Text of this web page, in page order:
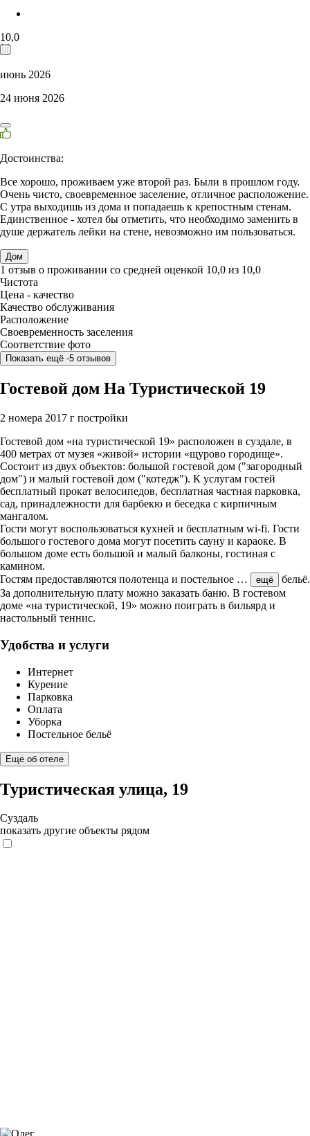
10,0
июнь 2026
24 июня 2026
Достоинства:
Все хорошо, проживаем уже второй раз. Были в прошлом году.
Очень чисто, своевременное заселение, отличное расположение.
С утра выходишь из дома и попадаешь к крепостным стенам.
Единственное - хотел бы отметить, что необходимо заменить в
душе держатель лейки на стене, невозможно им пользоваться.
Дом
1 отзыв о проживании со средней оценкой 10,0 из 10,0
Чистота
Цена - качество
Качество обслуживания
Расположение
Своевременность заселения
Соответствие фото
Показать ещё -5 отзывов
Гостевой дом На Туристической 19
2 номера 2017 г постройки
Гостевой дом «на туристической 19» расположен в суздале, в
400 метрах от музея «живой» истории «щурово городище».
Состоит из двух объектов: большой гостевой дом ("загородный
дом") и малый гостевой дом ("котедж"). К услугам гостей
бесплатный прокат велосипедов, бесплатная частная парковка,
сад, принадлежности для барбекю и беседка с кирпичным
мангалом.
Гости могут воспользоваться кухней и бесплатным wi-fi. Гости
большого гостевого дома могут посетить сауну и караоке. В
большом доме есть большой и малый балконы, гостиная с
камином.
Гостям предоставляются полотенца и постельное … ещё
бельё.
За дополнительную плату можно заказать баню. В гостевом
доме «на туристической, 19» можно поиграть в бильярд и
настольный теннис.
Удобства и услуги
Интернет
Курение
Парковка
Оплата
Уборка
Постельное бельё
Еще об отеле
Туристическая улица, 19
Суздаль
показать другие объекты рядом